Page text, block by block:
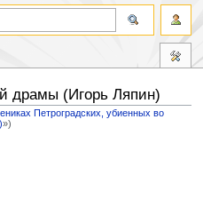
драмы (Игорь Ляпин)
Петроградских, убиенных во
»)